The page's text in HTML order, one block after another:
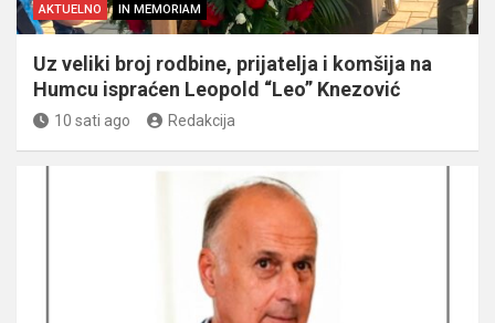
AKTUELNO IN MEMORIAM
Uz veliki broj rodbine, prijatelja i komšija na
Humcu ispraćen Leopold “Leo” Knezović
10 sati ago Redakcija